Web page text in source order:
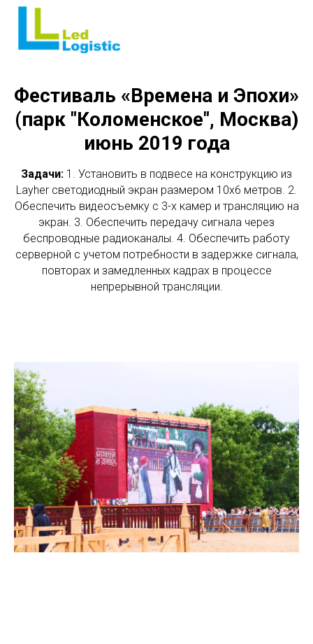
Фестиваль «Времена и Эпохи»
(парк "Коломенское", Москва)
июнь 2019 года
Задачи: 1. Установить в подвесе на конструкцию из
Layher светодиодный экран размером 10х6 метров. 2.
Обеспечить видеосъемку с 3-х камер и трансляцию на
экран. 3. Обеспечить передачу сигнала через
беспроводные радиоканалы. 4. Обеспечить работу
серверной с учетом потребности в задержке сигнала,
повторах и замедленных кадрах в процессе
непрерывной трансляции.